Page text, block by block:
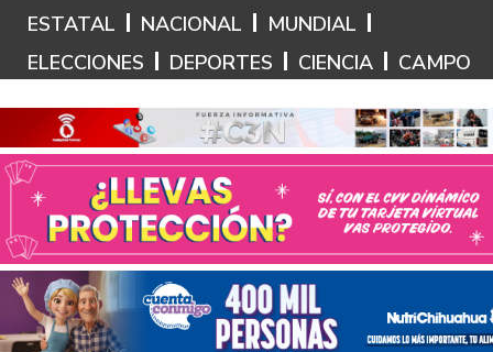
ESTATAL
NACIONAL
MUNDIAL
ELECCIONES
DEPORTES CIENCIA CAMPO